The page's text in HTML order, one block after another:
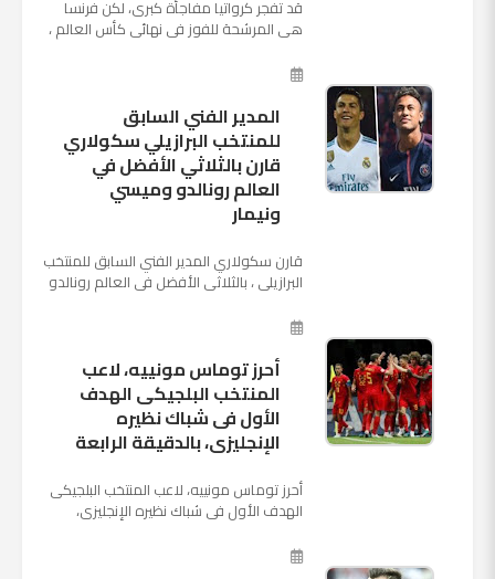
قد تفجر كرواتيا مفاجأة كبرى، لكن فرنسا
هي المرشحة للفوز في نهائي كأس العالم ،
الروسية في يوم شديد الح...
المدير الفني السابق
للمنتخب البرازيلي سكولاري
قارن بالثلاثي الأفضل في
العالم رونالدو وميسي
ونيمار
قارن سكولاري المدير الفني السابق للمنتخب
البرازيلي ، بالثلاثي الأفضل في العالم رونالدو
نجم ...
أحرز توماس مونييه، لاعب
المنتخب البلجيكى الهدف
الأول فى شباك نظيره
الإنجليزى، بالدقيقة الرابعة
أحرز توماس مونييه، لاعب المنتخب البلجيكى
الهدف الأول فى شباك نظيره الإنجليزى،
بينهما حاليا على م...